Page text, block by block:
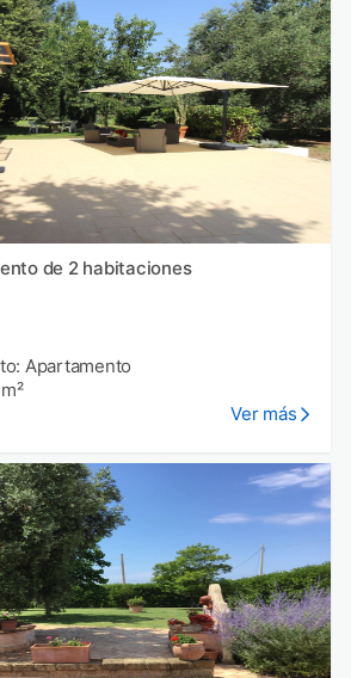
de 2 habitaciones
Apartamento
Ver más